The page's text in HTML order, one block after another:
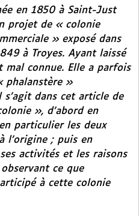
en 1850 à Saint-Just
projet de « colonie
» exposé dans
à Troyes. Ayant laissé
mal connue. Elle a parfois
phalanstère »
dans cet article de
», d’abord en
particulier les deux
l’origine ; puis en
activités et les raisons
ce que
à cette colonie